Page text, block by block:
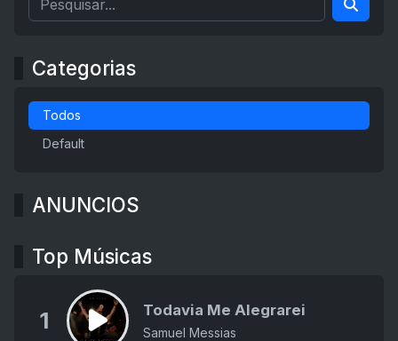
Categorias
Todos
Default
ANUNCIOS
Top Músicas
1 Todavia Me Alegrarei
Samuel Messias